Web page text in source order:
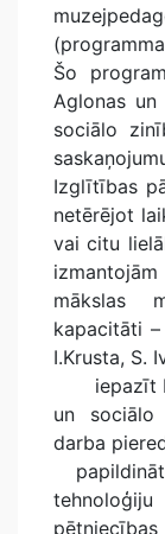
Šo
Aglonas un
sociālo
Izglītības
netērējot
vai citu
mākslas
kapacitāti –
I.Krusta, S.
iepazīt
un sociālo
darba